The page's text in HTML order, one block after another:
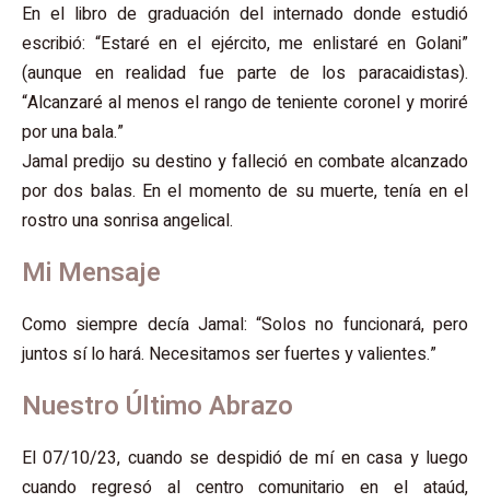
En el libro de graduación del internado donde estudió
escribió: “Estaré en el ejército, me enlistaré en Golani”
(aunque en realidad fue parte de los paracaidistas).
“Alcanzaré al menos el rango de teniente coronel y moriré
por una bala.”
Jamal predijo su destino y falleció en combate alcanzado
por dos balas. En el momento de su muerte, tenía en el
rostro una sonrisa angelical.
Mi Mensaje
Como siempre decía Jamal: “Solos no funcionará, pero
juntos sí lo hará. Necesitamos ser fuertes y valientes.”
Nuestro Último Abrazo
El 07/10/23, cuando se despidió de mí en casa y luego
cuando regresó al centro comunitario en el ataúd,